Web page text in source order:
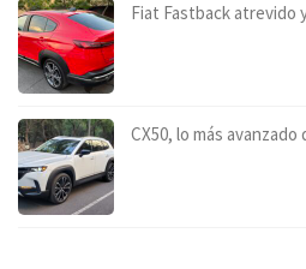
Fiat Fastback atrevido
CX50, lo más avanzado